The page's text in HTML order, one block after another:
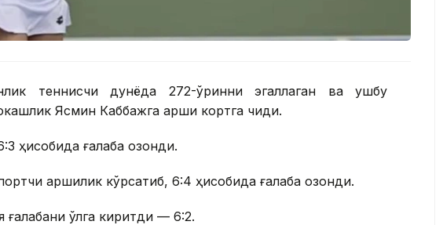
теннисчи дунёда 272-ўринни эгаллаган ва ушбу
Ясмин Каббажга қарши кортга чиқди.
ҳисобида ғалаба қозонди.
қаршилик кўрсатиб, 6:4 ҳисобида ғалаба қозонди.
ғалабани қўлга киритди — 6:2.